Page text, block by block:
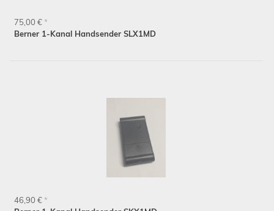
Berner 1-Kanal Handsender SLX1MD
75,00 € *
46,90 € *